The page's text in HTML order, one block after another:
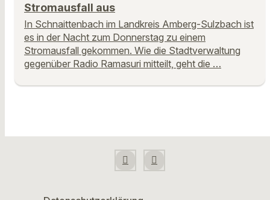
Stromausfall aus
In Schnaittenbach im Landkreis Amberg-Sulzbach ist
es in der Nacht zum Donnerstag zu einem
Stromausfall gekommen. Wie die Stadtverwaltung
gegenüber Radio Ramasuri mitteilt, geht die …